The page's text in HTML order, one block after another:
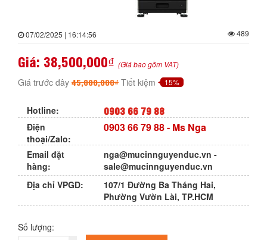
07/02/2025 | 16:14:56 489
Giá: 38,500,000₫ (Giá bao gồm VAT)
Giá trước đây 45,000,000₫ Tiết kiệm 15%
Hotline: 0903 66 79 88
Điện
thoại/Zalo:
0903 66 79 88- Ms Nga
Email đặt
hàng:
nga@mucinnguyenduc.vn -
sale@mucinnguyenduc.vn
Địa chỉ VPGD:
107/1 Đường Ba Tháng Hai,
Phường Vườn Lài, TP.HCM
Số lượng: